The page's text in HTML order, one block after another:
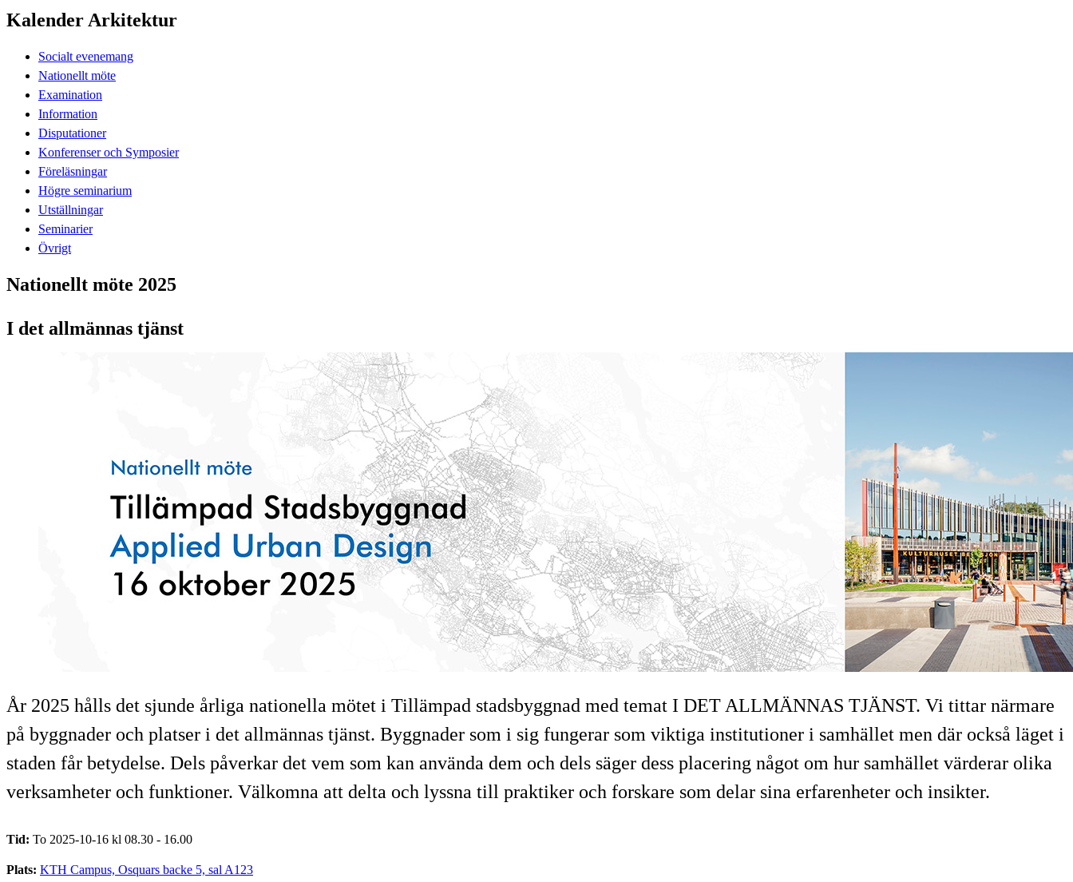
Kalender Arkitektur
Socialt evenemang
Nationellt möte
Examination
Information
Disputationer
Konferenser och Symposier
Föreläsningar
Högre seminarium
Utställningar
Seminarier
Övrigt
Nationellt möte 2025
I det allmännas tjänst
År 2025 hålls det sjunde årliga nationella mötet i Tillämpad stadsbyggnad med temat I DET ALLMÄNNAS TJÄNST. Vi tittar närmare
på byggnader och platser i det allmännas tjänst. Byggnader som i sig fungerar som viktiga institutioner i samhället men där också läget i
staden får betydelse. Dels påverkar det vem som kan använda dem och dels säger dess placering något om hur samhället värderar olika
verksamheter och funktioner. Välkomna att delta och lyssna till praktiker och forskare som delar sina erfarenheter och insikter.
Tid: To 2025-10-16 kl 08.30 - 16.00
Plats: KTH Campus, Osquars backe 5, sal A123